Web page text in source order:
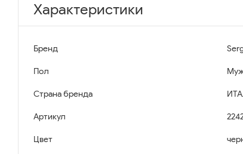
Характеристики
Бренд
Пол
Страна бренда
Артикул
Цвет